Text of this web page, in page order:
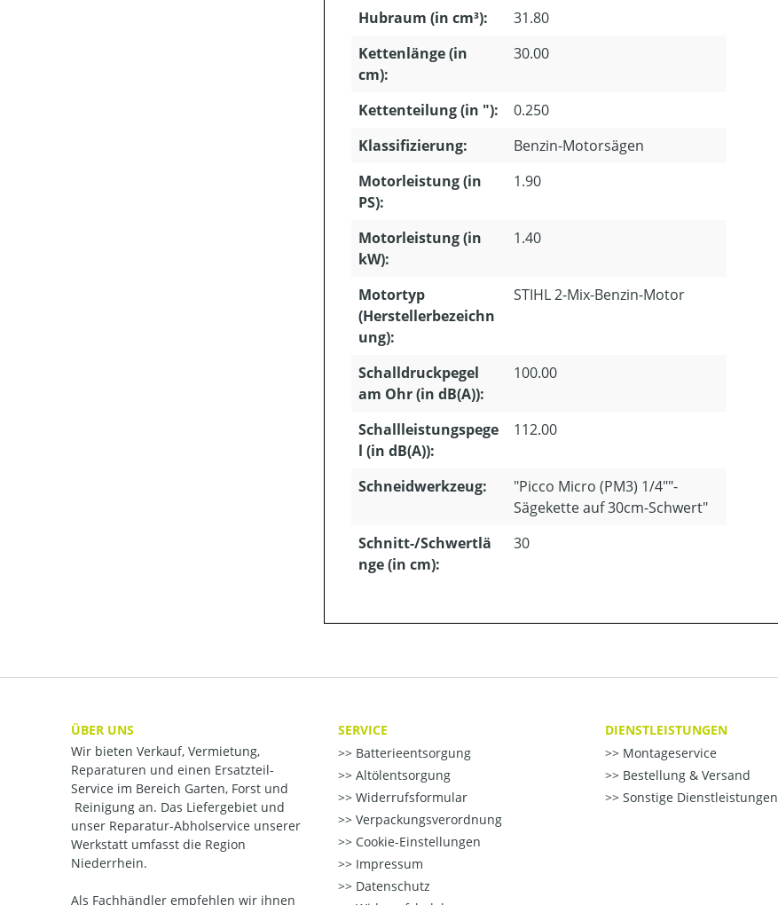
Hubraum (in cm³):
31.80
Kettenlänge (in
cm):
30.00
Kettenteilung (in "):
0.250
Klassifizierung:
Benzin-Motorsägen
Motorleistung (in
PS):
1.90
Motorleistung (in
kW):
1.40
Motortyp
(Herstellerbezeichn
ung):
STIHL 2-Mix-Benzin-Motor
Schalldruckpegel
am Ohr (in dB(A)):
100.00
Schallleistungspege
l (in dB(A)):
112.00
Schneidwerkzeug:
"Picco Micro (PM3) 1/4""-
Sägekette auf 30cm-Schwert"
Schnitt-/Schwertlä
nge (in cm):
30
ÜBER UNS
Wir bieten Verkauf, Vermietung,
Reparaturen und einen Ersatzteil-
Service im Bereich Garten, Forst und
Reinigung an. Das Liefergebiet und
unser Reparatur-Abholservice unserer
Werkstatt umfasst die Region
Niederrhein.
Als Fachhändler empfehlen wir ihnen
SERVICE
Batterieentsorgung
Altölentsorgung
Widerrufsformular
Verpackungsverordnung
Cookie-Einstellungen
Impressum
Datenschutz
DIENSTLEISTUNGEN
Montageservice
Bestellung & Versand
Sonstige Dienstleistungen